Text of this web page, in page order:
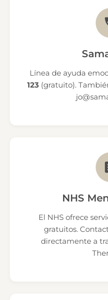
Línea de ayuda
123(gratuito).
NHS
El NHS ofrece
gratuitos.
directamente a